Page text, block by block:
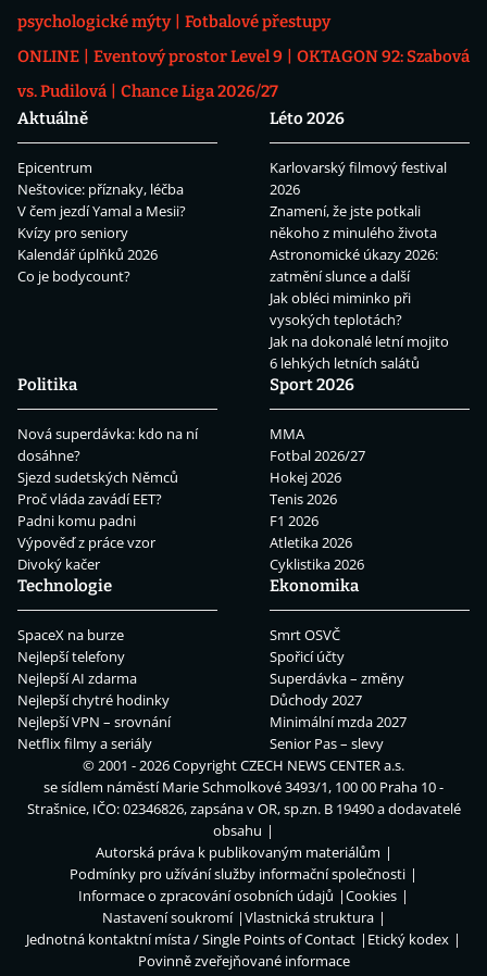
psychologické mýty
Fotbalové přestupy
ONLINE
Eventový prostor Level 9
OKTAGON 92: Szabová
vs. Pudilová
Chance Liga 2026/27
Aktuálně
Epicentrum
Neštovice: příznaky, léčba
V čem jezdí Yamal a Mesii?
Kvízy pro seniory
Kalendář úplňků 2026
Co je bodycount?
Léto 2026
Karlovarský filmový festival
2026
Znamení, že jste potkali
někoho z minulého života
Astronomické úkazy 2026:
zatmění slunce a další
Jak obléci miminko při
vysokých teplotách?
Jak na dokonalé letní mojito
6 lehkých letních salátů
Politika
Nová superdávka: kdo na ní
dosáhne?
Sjezd sudetských Němců
Proč vláda zavádí EET?
Padni komu padni
Výpověď z práce vzor
Divoký kačer
Sport 2026
MMA
Fotbal 2026/27
Hokej 2026
Tenis 2026
F1 2026
Atletika 2026
Cyklistika 2026
Technologie
SpaceX na burze
Nejlepší telefony
Nejlepší AI zdarma
Nejlepší chytré hodinky
Nejlepší VPN – srovnání
Netflix filmy a seriály
Ekonomika
Smrt OSVČ
Spořicí účty
Superdávka – změny
Důchody 2027
Minimální mzda 2027
Senior Pas – slevy
© 2001 - 2026 CopyrightCZECH NEWS CENTER a.s.
se sídlem náměstí Marie Schmolkové 3493/1, 100 00 Praha 10 -
Strašnice, IČO: 02346826, zapsána v OR, sp.zn. B 19490 a dodavatelé
obsahu
Autorská práva k publikovaným materiálům
Podmínky pro užívání služby informační společnosti
Informace o zpracování osobních údajů
Cookies
Nastavení soukromí
Vlastnická struktura
Jednotná kontaktní místa / Single Points of Contact
Etický kodex
Povinně zveřejňované informace